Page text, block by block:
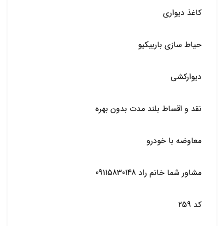
کاغذ دیواری
حیاط سازی باربیکیو
دیوارکشی
نقد و اقساط بلند مدت بدون بهره
معاوضه با خودرو
مشاور شما خانم راد 09115830148
کد 259